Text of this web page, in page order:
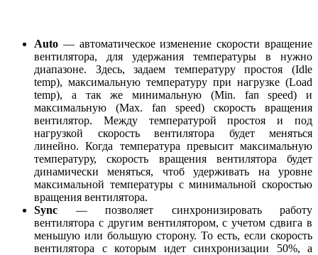
Auto — автоматическое изменение скорости вращение
вентилятора, для удержания температуры в нужно
диапазоне. Здесь, задаем температуру простоя (Idle
temp), максимальную температуру при нагрузке (Load
temp), а так же минимальную (Min. fan speed) и
максимальную (Max. fan speed) скорость вращения
вентилятор. Между температурой простоя и под
нагрузкой скорость вентилятора будет меняться
линейно. Когда температура превысит максимальную
температуру, скорость вращения вентилятора будет
динамически меняться, чтоб удерживать на уровне
максимальной температуры с минимальной скоростью
вращения вентилятора.
Sync — позволяет синхронизировать работу
вентилятора с другим вентилятором, с учетом сдвига в
меньшую или большую сторону. То есть, если скорость
вентилятора с которым идет синхронизации 50%, а